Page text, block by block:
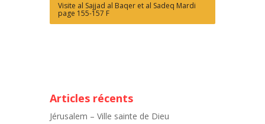
Visite al Sajjad al Baqer et al Sadeq Mardi
page 155-157 F
Articles récents
Jérusalem – Ville sainte de Dieu